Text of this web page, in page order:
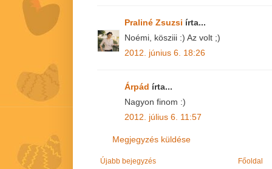
Praliné Zsuzsi írta...
Noémi, kösziii :) Az volt ;)
2012. június 6. 18:26
Árpád írta...
Nagyon finom :)
2012. július 6. 11:57
Megjegyzés küldése
Újabb bejegyzés Főoldal